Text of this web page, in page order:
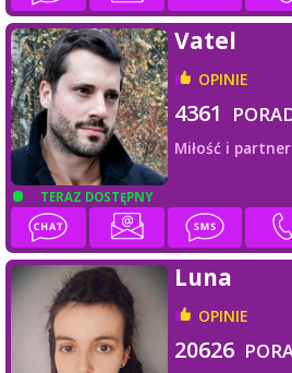
TERAZ DOSTĘPNY
Vatel
OPINIE
4361
Miłość i
Luna
OPINIE
20626